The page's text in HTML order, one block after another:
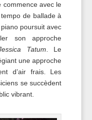
commence avec le
de ballade à
piano poursuit avec
son approche
Tatum . Le
une approche
d’air frais. Les
se succèdent
vibrant.